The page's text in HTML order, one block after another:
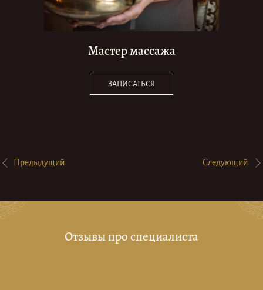
Мастер массажа
ЗАПИСАТЬСЯ
Предыдущий Следующий
Отзывы про специалиста